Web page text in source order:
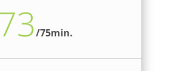
/75min.